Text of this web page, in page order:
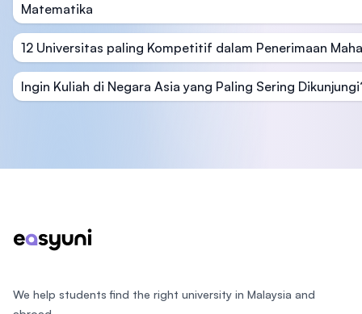
Matematika
12 Universitas paling Kompetitif dalam Penerimaan
Ingin Kuliah di Negara Asia yang Paling Sering
We help students find the right university in Malaysia and